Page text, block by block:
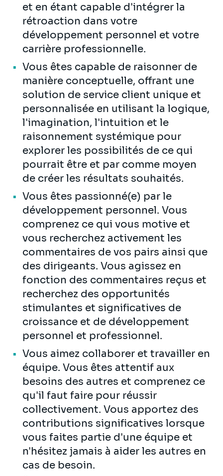
et en étant capable d'intégrer la
rétroaction dans votre
développement personnel et votre
carrière professionnelle.
Vous êtes capable de raisonner de
manière conceptuelle, offrant une
solution de service client unique et
personnalisée en utilisant la logique,
l'imagination, l'intuition et le
raisonnement systémique pour
explorer les possibilités de ce qui
pourrait être et par comme moyen
de créer les résultats souhaités.
Vous êtes passionné(e) par le
développement personnel. Vous
comprenez ce qui vous motive et
vous recherchez activement les
commentaires de vos pairs ainsi que
des dirigeants. Vous agissez en
fonction des commentaires reçus et
recherchez des opportunités
stimulantes et significatives de
croissance et de développement
personnel et professionnel.
Vous aimez collaborer et travailler en
équipe. Vous êtes attentif aux
besoins des autres et comprenez ce
qu'il faut faire pour réussir
collectivement. Vous apportez des
contributions significatives lorsque
vous faites partie d'une équipe et
n'hésitez jamais à aider les autres en
cas de besoin.